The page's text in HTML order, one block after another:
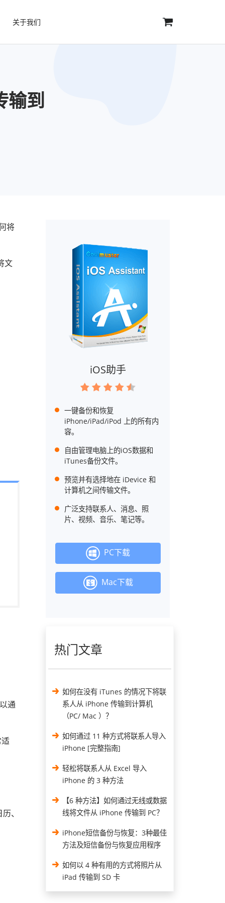
关于我们
输到
将
文
通
、
iOS助手
一键备份和恢复
iPhone/iPad/iPod 上的所有内
容。
自由管理电脑上的iOS数据和
iTunes备份文件。
预览并有选择地在 iDevice 和
计算机之间传输文件。
广泛支持联系人、消息、照
片、视频、音乐、笔记等。
PC下载
Mac下载
热门文章
如何在没有 iTunes 的情况下将联
系人从 iPhone 传输到计算机
（PC/ Mac ）？
如何通过 11 种方式将联系人导入
iPhone [完整指南]
轻松将联系人从 Excel 导入
iPhone 的 3 种方法
【6 种方法】如何通过无线或数据
线将文件从 iPhone 传输到 PC？
iPhone短信备份与恢复：3种最佳
方法及短信备份与恢复应用程序
如何以 4 种有用的方式将照片从
iPad 传输到 SD 卡